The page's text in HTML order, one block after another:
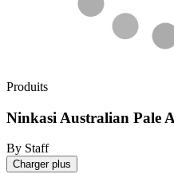
Produits
Ninkasi Australian Pale
By Staff
Charger plus